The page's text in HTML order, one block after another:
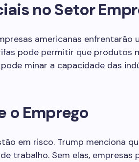
no Setor
americanas enfrentarão
pode permitir que produtos
minar a capacidade das
o Emprego
em risco. Trump menciona
trabalho. Sem elas, empresas